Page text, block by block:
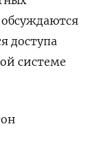
доступа
системе